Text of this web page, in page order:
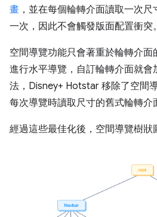
畫 ，並在每個輪轉介面讀取一次
一次，因此不會觸發版面配置衝突。
空間導覽功能只會著重於輪轉介
進行水平導覽，自訂輪轉介面就會
法，Disney+ Hotstar 移除了空間
每次導覽時讀取尺寸的舊式輪轉介
經過這些最佳化後，空間導覽樹狀